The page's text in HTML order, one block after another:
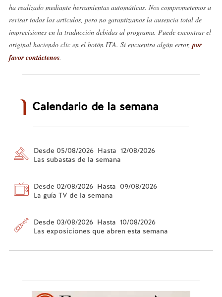
ha realizado mediante herramientas automáticas. Nos comprometemos a
revisar todos los artículos, pero no garantizamos la ausencia total de
imprecisiones en la traducción debidas al programa. Puede encontrar el
original haciendo clic en el botón ITA. Si encuentra algún error,por
favor contáctenos.
Calendario de la semana
Desde 05/08/2026 Hasta 12/08/2026
Las subastas de la semana
Desde 02/08/2026 Hasta 09/08/2026
La guía TV de la semana
Desde 03/08/2026 Hasta 10/08/2026
Las exposiciones que abren esta semana